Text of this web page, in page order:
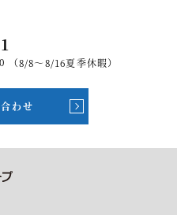
（8/8～8/16夏季休暇）
わせ